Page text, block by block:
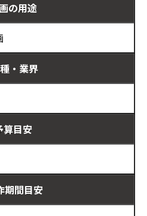
の用途
・業界
算目安
期間目安